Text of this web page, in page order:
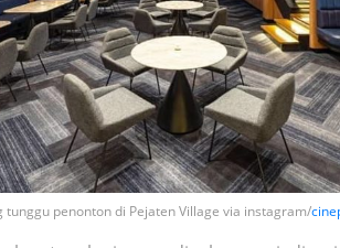
tunggu penonton di Pejaten Village via instagram/